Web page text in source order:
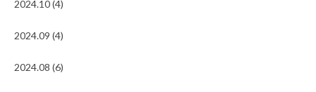
2024.10 (4)
2024.09 (4)
2024.08 (6)